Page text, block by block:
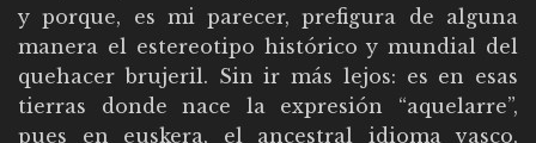
y porque, es mi parecer, prefigura de alguna
manera el estereotipo histórico y mundial del
quehacer brujeril. Sin ir más lejos: es en esas
tierras donde nace la expresión “aquelarre”,
pues en euskera, el ancestral idioma vasco,